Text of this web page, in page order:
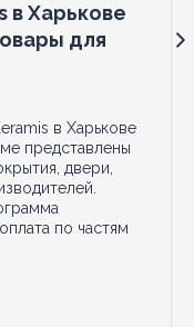
в Харькове
для
в Харькове
представлены
двери,
по частям